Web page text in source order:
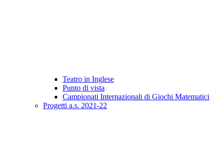
Teatro in Inglese
Punto di vista
Campionati Internazionali di Giochi Matematici
Progetti a.s. 2021-22